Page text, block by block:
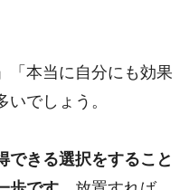
「本当に自分にも効果
でしょう。
できる選択をすること